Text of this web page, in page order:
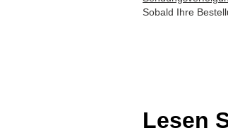
Sobald Ihre
Lesen